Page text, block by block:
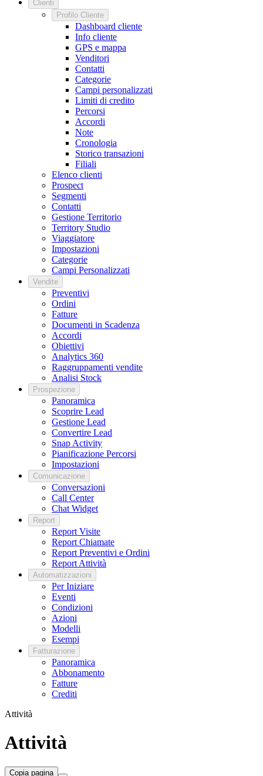
Clienti
Profilo Cliente
Dashboard cliente
Info cliente
GPS e mappa
Venditori
Contatti
Categorie
Campi personalizzati
Limiti di credito
Percorsi
Accordi
Note
Cronologia
Storico transazioni
Filiali
Elenco clienti
Prospect
Segmenti
Contatti
Gestione Territorio
Territory Studio
Viaggiatore
Impostazioni
Categorie
Campi Personalizzati
Vendite
Preventivi
Ordini
Fatture
Documenti in Scadenza
Accordi
Obiettivi
Analytics 360
Raggruppamenti vendite
Analisi Stock
Prospezione
Panoramica
Scoprire Lead
Gestione Lead
Convertire Lead
Snap Activity
Pianificazione Percorsi
Impostazioni
Comunicazione
Conversazioni
Call Center
Chat Widget
Report
Report Visite
Report Chiamate
Report Preventivi e Ordini
Report Attività
Automatizzazioni
Per Iniziare
Eventi
Condizioni
Azioni
Modelli
Esempi
Fatturazione
Panoramica
Abbonamento
Fatture
Crediti
Attività
Attività
Copia pagina